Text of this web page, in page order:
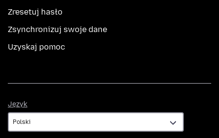
Zresetuj hasło
Zsynchronizuj swoje dane
Uzyskaj pomoc
Język